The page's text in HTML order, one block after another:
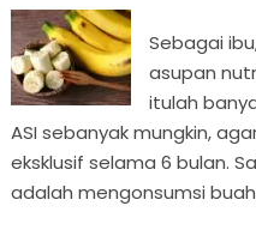
Sebagai
asupan
itulah
ASI sebanyak mungkin,
eksklusif selama 6 bulan.
adalah mengonsumsi